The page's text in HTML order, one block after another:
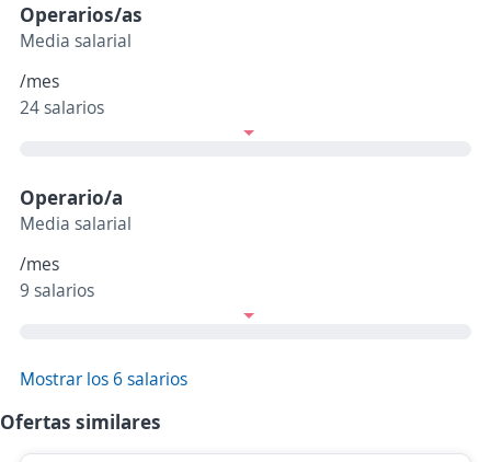
Operarios/as
Media salarial
/mes
24 salarios
Operario/a
Media salarial
/mes
9 salarios
Mostrar los 6 salarios
Ofertas similares